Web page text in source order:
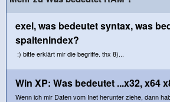
exel, was bedeutet syntax, was
spaltenindex?
:) bitte erklärt mir die begriffe. thx 8)...
Win XP: Was bedeutet ...x32, x64
Wenn ich mir Daten vom Inet herunter ziehe, dann